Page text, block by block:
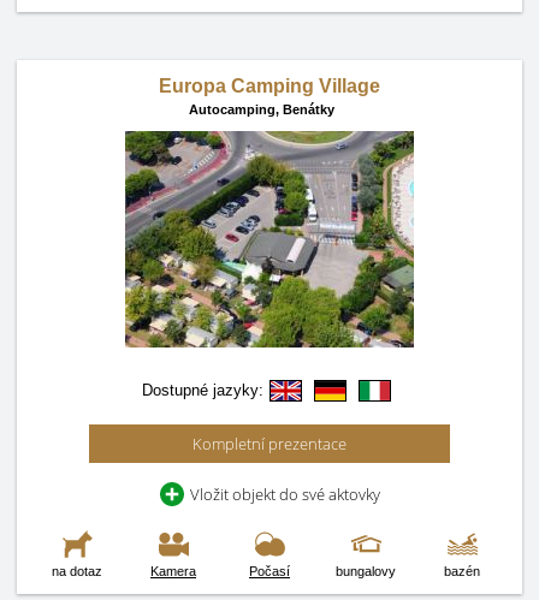
Europa Camping Village
Autocamping, Benátky
Dostupné jazyky:
Kompletní prezentace
Vložit objekt do své aktovky
na dotaz Kamera Počasí bungalovy bazén